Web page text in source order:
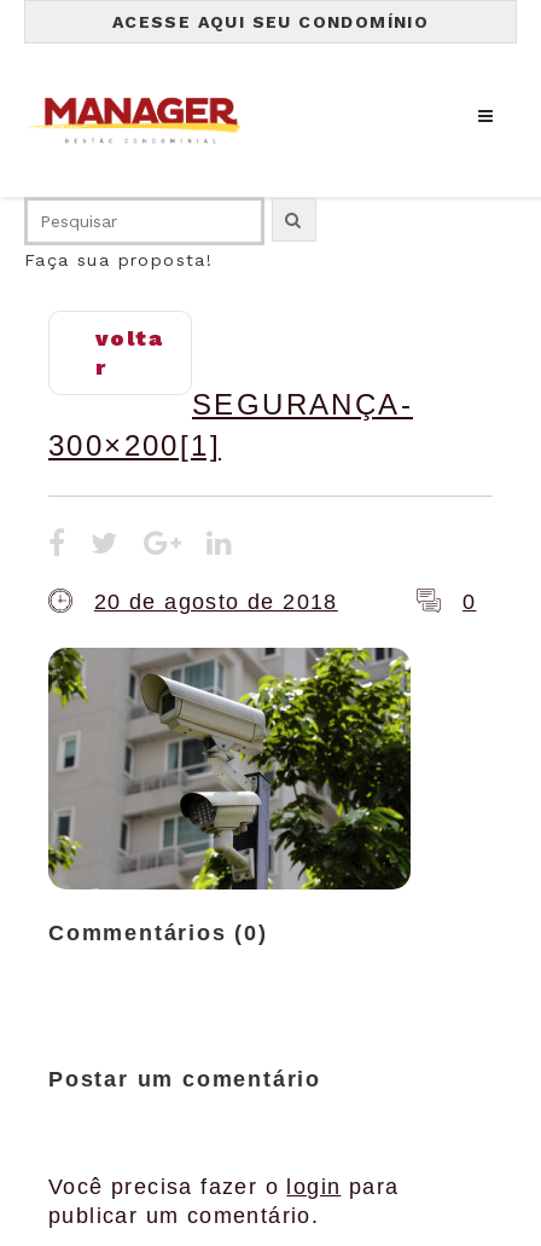
ACESSE AQUI SEU CONDOMÍNIO
Faça sua proposta!
volta
r
SEGURANÇA-
300×200[1]
20 de agosto de 2018 0
Commentários (0)
Postar um comentário
Você precisa fazer o login para
publicar um comentário.